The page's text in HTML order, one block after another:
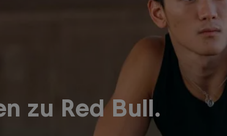
zu Red Bull.